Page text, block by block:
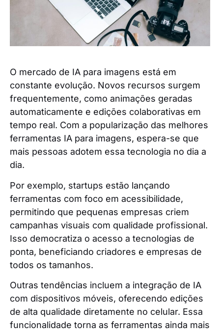
O mercado de IA para imagens está em
constante evolução. Novos recursos surgem
frequentemente, como animações geradas
automaticamente e edições colaborativas em
tempo real. Com a popularização das melhores
ferramentas IA para imagens, espera-se que
mais pessoas adotem essa tecnologia no dia a
dia.
Por exemplo, startups estão lançando
ferramentas com foco em acessibilidade,
permitindo que pequenas empresas criem
campanhas visuais com qualidade profissional.
Isso democratiza o acesso a tecnologias de
ponta, beneficiando criadores e empresas de
todos os tamanhos.
Outras tendências incluem a integração de IA
com dispositivos móveis, oferecendo edições
de alta qualidade diretamente no celular. Essa
funcionalidade torna as ferramentas ainda mais